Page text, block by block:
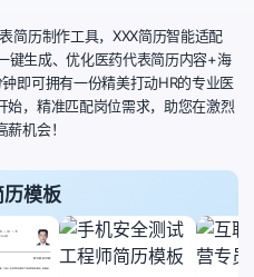
简历制作工具，XXX简历智能适配
键生成、优化医药代表简历内容+海
即可拥有一份精美打动HR的专业医
始，精准匹配岗位需求，助您在激烈
机会！
历模板